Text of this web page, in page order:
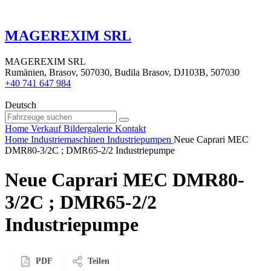
MAGEREXIM SRL
MAGEREXIM SRL
Rumänien, Brasov, 507030, Budila Brasov, DJ103B, 507030
+40 741 647 984
Deutsch
Home Verkauf Bildergalerie Kontakt
Home Industriemaschinen Industriepumpen Neue Caprari MEC
DMR80-3/2C ; DMR65-2/2 Industriepumpe
Neue Caprari MEC DMR80-
3/2C ; DMR65-2/2
Industriepumpe
PDF Teilen